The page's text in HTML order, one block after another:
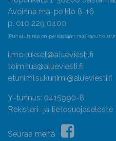
Avoinna ma-pe klo 8-16
p. 010 229 0400
(Puheluhinta on pelkästään matkapuhelu
ilmoitukset@alueviesti.fi
toimitus@alueviesti.fi
etunimi.sukunimi@alueviesti.fi
Y-tunnus: 0415990-8
Rekisteri- ja tietosuojaseloste
Seuraa meitä